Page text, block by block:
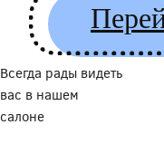
Всегда рады видеть
вас в нашем
салоне